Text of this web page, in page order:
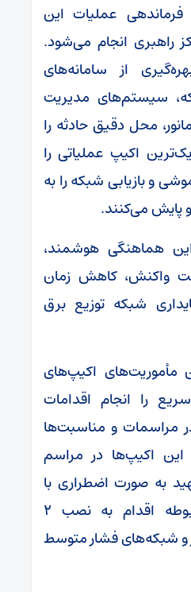
عملیات این
راهبری انجام می‌شود.
از سامانه‌های
سیستم‌های مدیریت
محل دقیق حادثه را
اکیپ عملیاتی را
و بازیابی شبکه را به
پایش می‌کنند.
هماهنگی هوشمند،
واکنش، کاهش زمان
شبکه توزیع برق
مأموریت‌های اکیپ‌های
را انجام اقدامات
مراسمات و مناسبت‌ها
این اکیپ‌ها در مراسم
به صورت اضطراری با
همکاری مناطق مربوطه اقدام به نصب ۲
و شبکه‌های فشار متوسط